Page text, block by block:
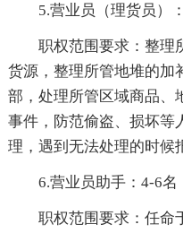
5.营业员（理货员）
职权范围要求：整理
货源，整理所管地堆的加
部，处理所管区域商品、
事件，防范偷盗、损坏等
理，遇到无法处理的时候
6.营业员助手：4-6名
职权范围要求：任命